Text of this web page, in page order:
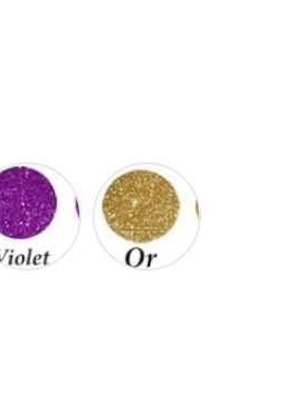
Violet